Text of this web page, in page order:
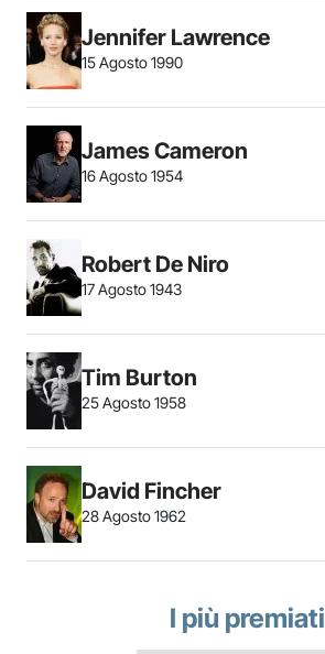
Jennifer Lawrence
15 Agosto 1990
James Cameron
16 Agosto 1954
Robert De Niro
17 Agosto 1943
Tim Burton
25 Agosto 1958
David Fincher
28 Agosto 1962
I più premiati